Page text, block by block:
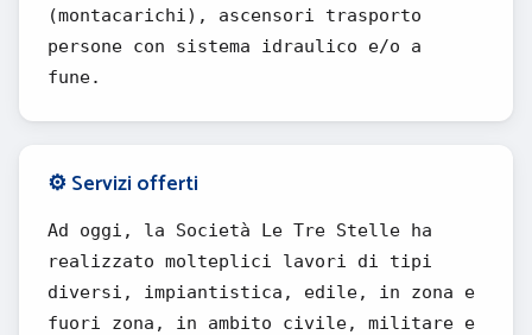
(montacarichi), ascensori trasporto
persone con sistema idraulico e/o a
fune.
⚙️ Servizi offerti
Ad oggi, la Società Le Tre Stelle ha
realizzato molteplici lavori di tipi
diversi, impiantistica, edile, in zona e
fuori zona, in ambito civile, militare e